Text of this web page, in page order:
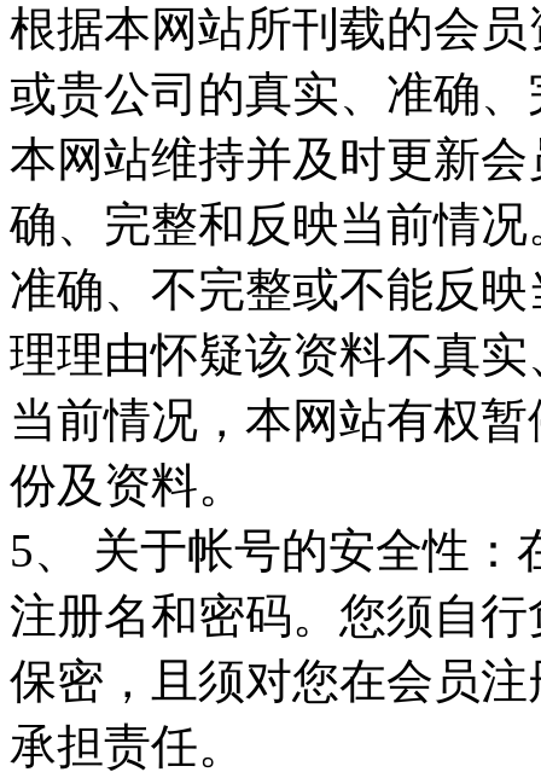
根据本网站所刊载的会
或贵公司的真实、准确
本网站维持并及时更新
确、完整和反映当前情
准确、不完整或不能反
理理由怀疑该资料不真
当前情况，本网站有权
份及资料。
5、 关于帐号的安全性
注册名和密码。您须自
保密，且须对您在会员
承担责任。